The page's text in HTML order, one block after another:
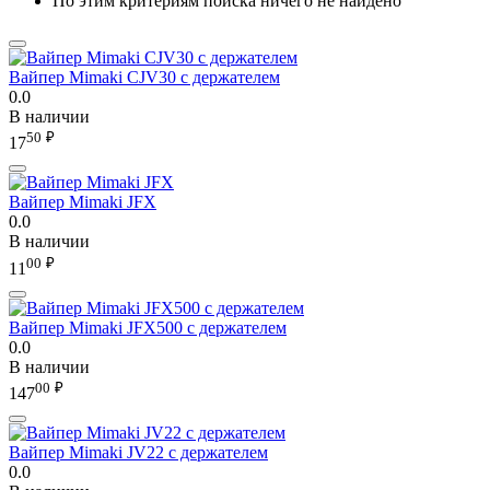
Вайпер Mimaki CJV30 с держателем
0.0
В наличии
1750 ₽
Вайпер Mimaki JFX
0.0
В наличии
11 00 ₽
Вайпер Mimaki JFX500 с держателем
0.0
В наличии
14700 ₽
Вайпер Mimaki JV22 с держателем
0.0